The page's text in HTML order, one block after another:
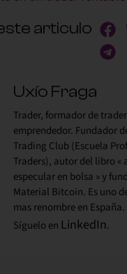
articulo
Uxío Fraga
Trader, formador de
emprendedor. Fundador
Trading Club (Escuela
Traders), autor del libro «
especular en bolsa » y
Material Bitcoin. Es uno
mas renombre en España.
Síguelo en LinkedIn.